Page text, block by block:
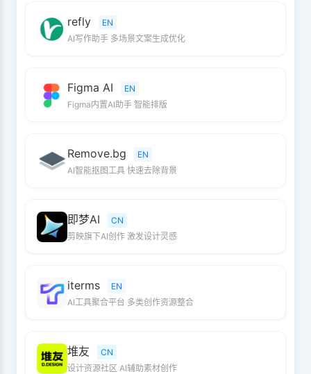
refly
EN
AI写作助手 多场景文案生成优化
Figma AI
EN
Figma内置AI助手 智能排版
Remove.bg
EN
AI智能抠图工具 快速去除背景
即梦AI
CN
剪映旗下AI创作 激发设计灵感
iterms
EN
AI工具聚合平台 多类创作资源整合
堆友
CN
设计资源社区 AI辅助素材创作